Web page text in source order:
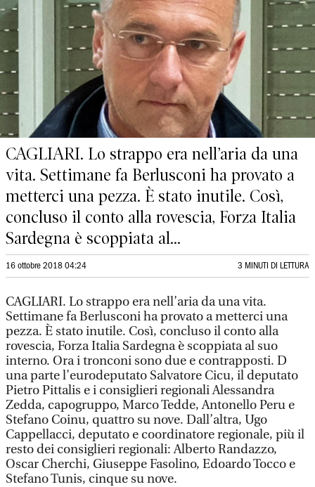
CAGLIARI. Lo strappo era nell’aria da una
vita. Settimane fa Berlusconi ha provato a
metterci una pezza. È stato inutile. Così,
concluso il conto alla rovescia, Forza Italia
Sardegna è scoppiata al...
16 ottobre 2018 04:24 3 MINUTI DI LETTURA
CAGLIARI. Lo strappo era nell’aria da una vita.
Settimane fa Berlusconi ha provato a metterci una
pezza. È stato inutile. Così, concluso il conto alla
rovescia, Forza Italia Sardegna è scoppiata al suo
interno. Ora i tronconi sono due e contrapposti. D
una parte l’eurodeputato Salvatore Cicu, il deputato
Pietro Pittalis e i consiglieri regionali Alessandra
Zedda, capogruppo, Marco Tedde, Antonello Peru e
Stefano Coinu, quattro su nove. Dall’altra, Ugo
Cappellacci, deputato e coordinatore regionale, più il
resto dei consiglieri regionali: Alberto Randazzo,
Oscar Cherchi, Giuseppe Fasolino, Edoardo Tocco e
Stefano Tunis, cinque su nove.